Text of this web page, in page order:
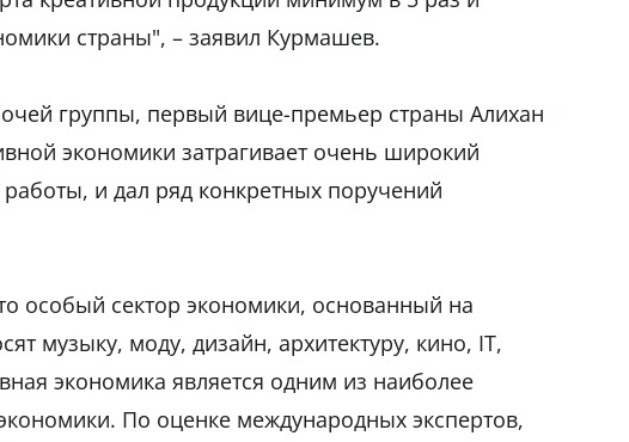
страны", – заявил Курмашев.
группы, первый вице-премьер страны Алихан
экономики затрагивает очень широкий
и дал ряд конкретных поручений
особый сектор экономики, основанный на
музыку, моду, дизайн, архитектуру, кино, IT,
экономика является одним из наиболее
По оценке международных экспертов,